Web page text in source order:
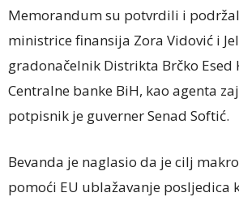
Memorandum su potvrdili i
ministrice finansija Zora Vidović i
gradonačelnik Distrikta Brčko Esed
Centralne banke BiH, kao agenta
potpisnik je guverner Senad Softić.
Bevanda je naglasio da je cilj
pomoći EU ublažavanje posljedica